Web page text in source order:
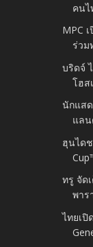
คนไ
MPC
ร่วม
บริดจ์
โฮส
นักแส
แลน
ฮุนได
ทรู จัด
พาร
ไทยเ